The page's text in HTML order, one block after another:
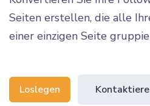
Seiten erstellen, die alle
einer einzigen Seite
Loslegen